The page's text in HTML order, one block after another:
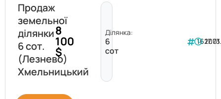
Продаж
земельної
ділянки
6 сот.
(Лезнево)
Хмельницький
8
100
$
Ділянка:
6
сот
162073